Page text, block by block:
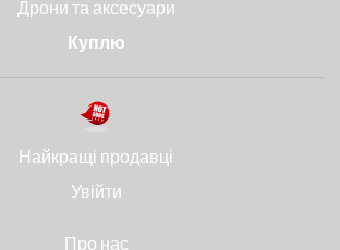
Дрони та аксесуари
Куплю
Найкращі продавці
Увійти
Про нас